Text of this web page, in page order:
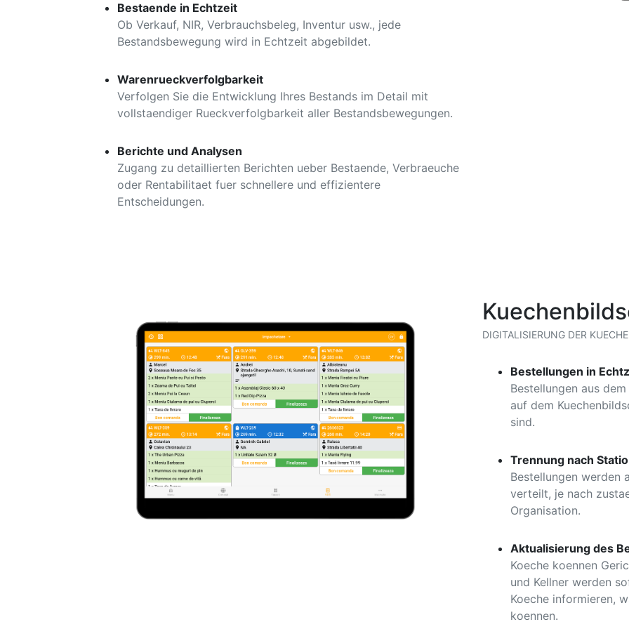
Bestaende in Echtzeit
Ob Verkauf, NIR, Verbrauchsbeleg, Inventur usw., jede
Bestandsbewegung wird in Echtzeit abgebildet.
Warenrueckverfolgbarkeit
Verfolgen Sie die Entwicklung Ihres Bestands im Detail mit
vollstaendiger Rueckverfolgbarkeit aller Bestandsbewegungen.
Berichte und Analysen
Zugang zu detaillierten Berichten ueber Bestaende, Verbraeuche
oder Rentabilitaet fuer schnellere und effizientere
Entscheidungen.
DIGITALISIERUNG DER KUECHE
Bestellungen in
Bestellungen aus
auf dem
sind.
Trennung nach
Bestellungen werden
verteilt, je nach
Organisation.
Aktualisierung des
Koeche koennen
und Kellner werden
Koeche informieren,
koennen.